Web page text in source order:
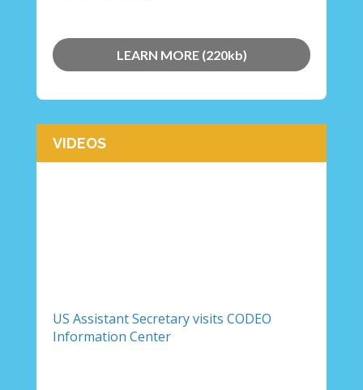
LEARN MORE (220kb)
VIDEOS
US Assistant Secretary visits CODEO
Information Center